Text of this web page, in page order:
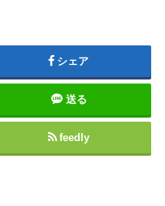
シェア
送る
feedly